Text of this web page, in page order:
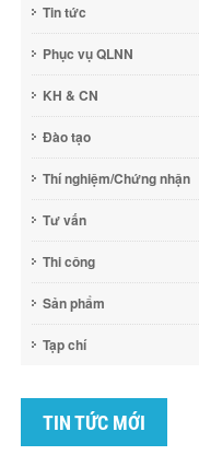
Tin tức
Phục vụ QLNN
KH & CN
Đào tạo
Thí nghiệm/Chứng nhận
Tư vấn
Thi công
Sản phẩm
Tạp chí
TIN TỨC MỚI